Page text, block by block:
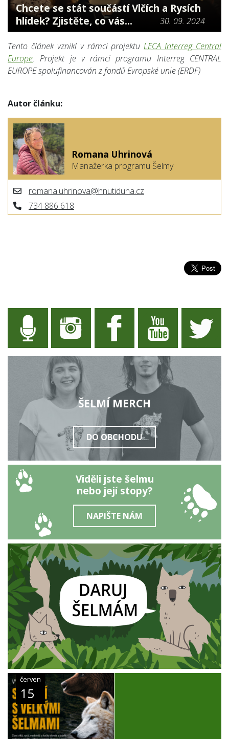
Chcete se stát součástí Vlčích a Rysích
hlídek? Zjistěte, co vás...
30. 09. 2024
Tento článek vznikl v rámci projektuLECA Interreg Central
Europe. Projekt je v rámci programu Interreg CENTRAL
EUROPE spolufinancován z fondů Evropské unie (ERDF)
Autor článku:
Romana Uhrinová
Manažerka programu Šelmy
romana.uhrinova@hnutiduha.cz
734 886 618
ŠELMÍ MERCH
DO OBCHODU
Viděli jste šelmu
nebo její stopy?
NAPIŠTE NÁM
červen
15